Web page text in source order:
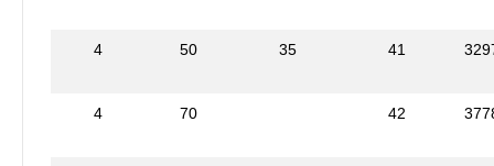
4 50 35 41
4 70 42